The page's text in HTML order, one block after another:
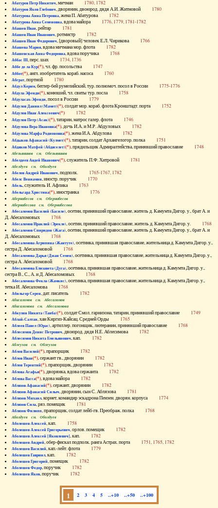
Абатуров Петр Никитич, мичман 1780, 1782
Абатуров Яков Глебович, дворянин, двоюрод. дядя А.И. Житновой 1780
Абатурова Анна Петровна, жена П. Абатурова 1782
Абатурова Анна Семеновна, вдова майора 1776, 1779, 1781-1782
Абашев Иван, рейтар 1781
Абашев Иван Иванович, ротмистр 1782
Абашев Иван Федорович, [дворовый] человек Е.Л. Чирикова 1766
Абашева Мария, вдова мичмана мор. флота 1782
Абашевская Анна Федоровна, вдова поручика 1768
Аббас III, перс. шах 1734, 1736
Аббе де ла Кур(*), чл. фр. посольства 1747
Аббот(*), англ. изобретатель кораб. насоса 1760
Абграт, портной 1780
Абдул Керим, беглер-бей румелийский, тур. полномоч. посол в России 1775-1776
Абдула Эфенди(*), конюший, чл. свиты тур. посла 1758
Абдуласах-Эфенди, посол в России 1779
Абдулов Даниил (Мамет)(*), солдат мор. кораб. флота Кронштадт. порта 1752
Абдулов Иван Алексеевич(*) 1782
Абдулов Петр (Асак)(*), татарин, матрос галер. флота 1746
Абдулова Вера Ивановна(*), дочь И.А. и М.Р. Абдуловых 1782
Абдулова Марфа Родионовна(*), жена И.А. Абдулова 1782
Абдыков Афанасий (Кулмет)(*), татарин, солдат Архангелогор. полка 1751
Абдяков Матфей (Абдяселет)(*), прядильщик Адмиралтейства, принявший православие 1748
Абезьянинов см. Обезьянинов
Абелдеев Авдей Иванович(*), служитель П.Ф. Хитровой 1781
Абелдуев см. Оболдуев
Абелов Андрей Иванович, подполк. 1765-1767, 1782
Абелс Вениамин, иностр. поручик 1770
Абель, служитель И. Афлика 1763
Абельгард Христина(*), иностранка 1776
Абернибесов см. Обернибесов
Абернибесова см. Обернибесова
Абесаломов Василий (Басиле), осетин, принявший православие, житель д. Камумта Дигор. у., брат А. и
Д. Абесаломовых 1768
Абесаломов Ираклий (Эрекле), осетин, принявший православие, житель д. Камумта Дигор. у. 1768
Абесаломов Спиридон (Жага), осетин, принявший православие, житель д. Камумта Дигор. у., брат А. и
Д. Абесаломовых 1768
Абесаломова Агрипина (Жантуте), осетинка, принявшая православие, жительница д. Камумта Дигор. у.,
сестра Д. Абесаломовой 1768
Абесаломова Дарья (Джан Семен), осетинка, принявшая православие, жительница д. Камумта Дигор. у.,
сестра А. Абесаломовой 1768
Абесаломова Елизавета (Дуга), осетинка, принявшая православие, жительница д. Камумта Дигор. у.,
сестра В., С., А. и Д. Абесаломовых 1768
Абесаломова Фекла (Жамкис), осетинка, принявшая православие, жительница д. Камумта Дигор. у.,
тетка И. Абесаломова 1768
Абильгор Серен, дат. писатель 1782
Абисаломов см. Абесаломов
Абисаломова см. Абесаломова
Абкузин Никита (Танба)(*), солдат Смол. гарнизона, татарин, принявший православие 1749
Аблай-Салтан, хан Киргиз-Кайсац. Средней Орды 1765
Аблеев Павел (Юрас), артиллер. погонщик, лютеранин, принявший православие 1768
Аблесимов Денис Петрович, двоюрод. дядя Н.Е. Аблесимова 1782
Аблесимов Никита Емельянович, кап. 1782
Аблеухов см. Облеухов
Аблов Василий(*), прапорщик 1782
Аблов Иван(*), сержант гв., дворянин 1782
Аблов Терентий(*), прапорщик, дворянин 1782
Аблова Агафья(*), дворянка, вдова сержанта 1782
Аблова Васса(*), вдова майора 1782
Аблязов Афанасий(*), сержант, дворянин 1782
Аблязов Афанасий Силыч, дворянин, сын С. Аблязова 1781
Аблязов Михаил, корнет, командир эскадрона Пензен. дворян. корпуса 1774
Аблязов Сила, ряз. помещик 1781
Аблязов Филипп, прапорщик, солдат лейб-гв. Преображ. полка 1768
Аболдуев см. Оболдуев
Аболешев Алексей, кап. 1758
Аболешев Алексей Григорьевич, орлов. помещик 1782
Аболешев Алексей [Яковлевич], кап. 1782
Аболешев Андрей, обер-фискал подполк. ранга Астрах. порта 1751, 1765, 1782
Аболешев Василий, кап.-лейт. флота 1779
Аболешев Гавриил, кап. 1782
Аболешев Григорий, помещик 1782
Аболешев Федор, поручик 1782
Аболешев Яков, поручик 1782
1 2 3 4 5 ..+10 ..+50 ..+100